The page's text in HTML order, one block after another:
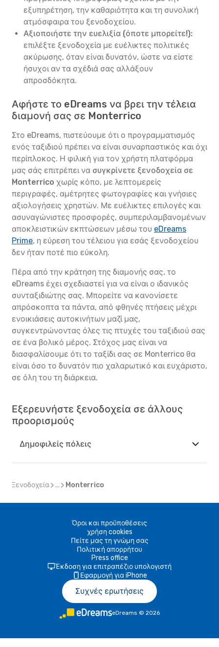
εξυπηρέτηση, την καθαριότητα και τη συνολική
ατμόσφαιρα του ξενοδοχείου.
Αξιοποιήστε την ευελιξία (όποτε μπορείτε!):
επιλέξτε ξενοδοχεία με ευέλικτες πολιτικές
ακύρωσης, όταν είναι δυνατόν, ώστε να είστε
ήσυχοι αν τα σχέδιά σας αλλάξουν
απροσδόκητα.
Αφήστε το eDreams να βρει την τέλεια
διαμονή σας σε Monterrico
Στο eDreams, πιστεύουμε ότι ο προγραμματισμός
ενός ταξιδιού πρέπει να είναι συναρπαστικός και όχι
περίπλοκος. Η φιλική για τον χρήστη πλατφόρμα
μας σάς επιτρέπει να συγκρίνετε ξενοδοχεία σε
Monterrico χωρίς κόπο, με λεπτομερείς
περιγραφές, αμέτρητες φωτογραφίες και γνήσιες
αξιολογήσεις χρηστών. Με ευέλικτες επιλογές και
ασυναγώνιστες προσφορές, συμπεριλαμβανομένων
αποκλειστικών εκπτώσεων μέσω του eDreams
Prime, η εύρεση του τέλειου για εσάς ξενοδοχείου
δεν ήταν ποτέ πιο εύκολη.
Πέρα από την κράτηση της διαμονής σας, το
eDreams έχει σχεδιαστεί για να είναι ο ιδανικός
συνταξιδιώτης σας. Μπορείτε να κανονίσετε
απρόσκοπτα τα πάντα, από φθηνές πτήσεις μέχρι
ενοικιάσεις αυτοκινήτων μαζί μας,
συγκεντρώνοντας όλες τις πτυχές του ταξιδιού σας
σε ένα βολικό μέρος. Στόχος μας είναι να
διασφαλίσουμε ότι το ταξίδι σας σε Monterrico θα
είναι όσο το δυνατόν πιο χαλαρωτικό και ευχάριστο,
σε όλη του τη διάρκεια.
Εξερευνήστε ξενοδοχεία σε άλλους
προορισμούς
Δημοφιλείς πόλεις
Ξενοδοχεία ... Monterrico
Όροι και προϋποθέσεις
χρήση cookies
Πείτε μας τη γνώμη σας
Πολιτική απορρήτου
Press office
Έκδοση για επιτραπέζιο υπολογιστή
Εφαρμογή για iPhone
Συχνές ερωτήσεις
eDreams © 2026